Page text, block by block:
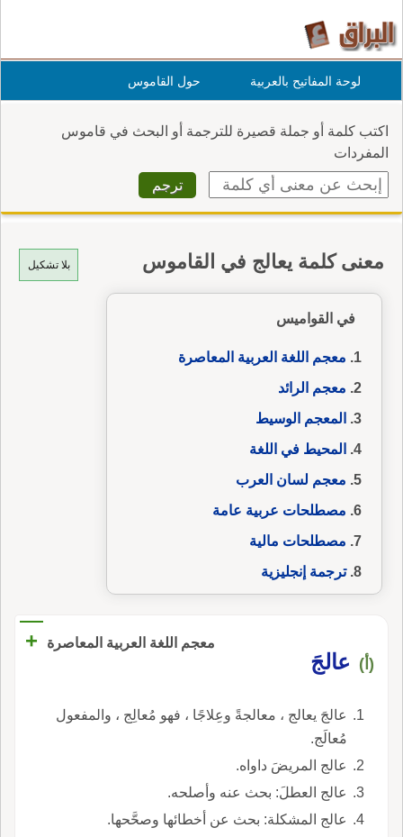
لوحة المفاتيح بالعربية حول القاموس
اكتب كلمة أو جملة قصيرة للترجمة أو البحث في قاموس
المفردات
بلا تشكيل معنى كلمة يعالج في القاموس
في القواميس
معجم اللغة العربية المعاصرة
معجم الرائد
المعجم الوسيط
المحيط في اللغة
معجم لسان العرب
مصطلحات عربية عامة
مصطلحات مالية
ترجمة إنجليزية
معجم اللغة العربية المعاصرة +
(أ) عالجَ
عالجَ يعالج ، معالجةً وعِلاجًا ، فهو مُعالِج ، والمفعول
مُعالَج.
عالج المريضَ داواه.
عالج العطلَ: بحث عنه وأصلحه.
عالج المشكلة: بحث عن أخطائها وصحَّحها.